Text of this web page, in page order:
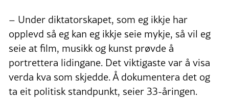
– Under diktatorskapet, som eg ikkje har
opplevd så eg kan eg ikkje seie mykje, så vil eg
seie at film, musikk og kunst prøvde å
portrettera lidingane. Det viktigaste var å visa
verda kva som skjedde. Å dokumentera det og
ta eit politisk standpunkt, seier 33-åringen.